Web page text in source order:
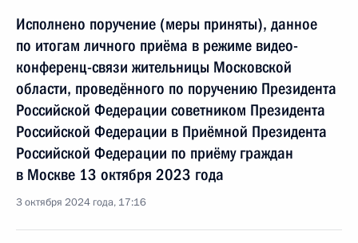
Исполнено поручение (меры приняты), данное
по итогам личного приёма в режиме видео-
конференц-связи жительницы Московской
области, проведённого по поручению Президента
Российской Федерации советником Президента
Российской Федерации в Приёмной Президента
Российской Федерации по приёму граждан
в Москве 13 октября 2023 года
3 октября 2024 года, 17:16